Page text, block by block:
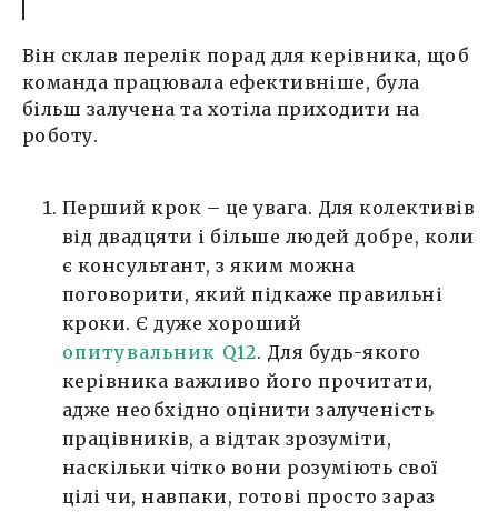
Він склав перелік порад для керівника, щоб
команда працювала ефективніше, була
більш залучена та хотіла приходити на
роботу.
Перший крок – це увага. Для колективів
від двадцяти і більше людей добре, коли
є консультант, з яким можна
поговорити, який підкаже правильні
кроки. Є дуже хороший
опитувальник Q12. Для будь-якого
керівника важливо його прочитати,
адже необхідно оцінити залученість
працівників, а відтак зрозуміти,
наскільки чітко вони розуміють свої
цілі чи, навпаки, готові просто зараз